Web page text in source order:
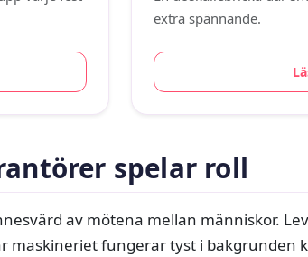
extra spännande.
spelar roll
av mötena mellan människor.
maskineriet fungerar tyst i bakgrunden